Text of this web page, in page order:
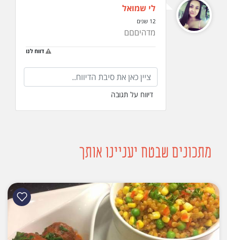
לי שמואל
12 שנים
מדהיםםם
דווח לנו
דיווח על תגובה
מתכונים שבטח יעניינו אותך